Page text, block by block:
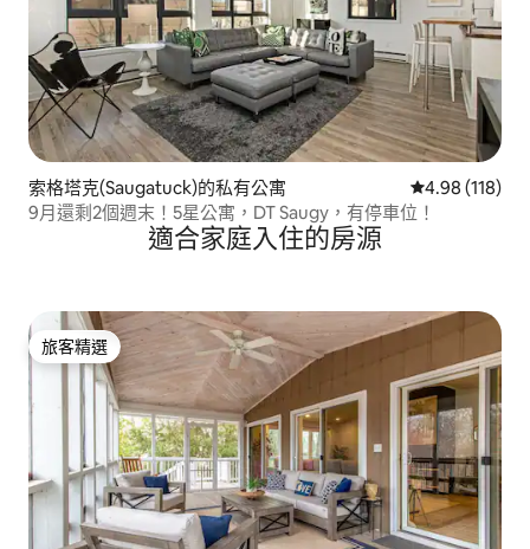
索格塔克(Saugatuck)的私有公寓 從 118 則評價
4.98 (118)
9月還剩2個週末！5星公寓，DT Saugy，有停車位！
適合家庭入住的房源
旅客精選
旅客精選